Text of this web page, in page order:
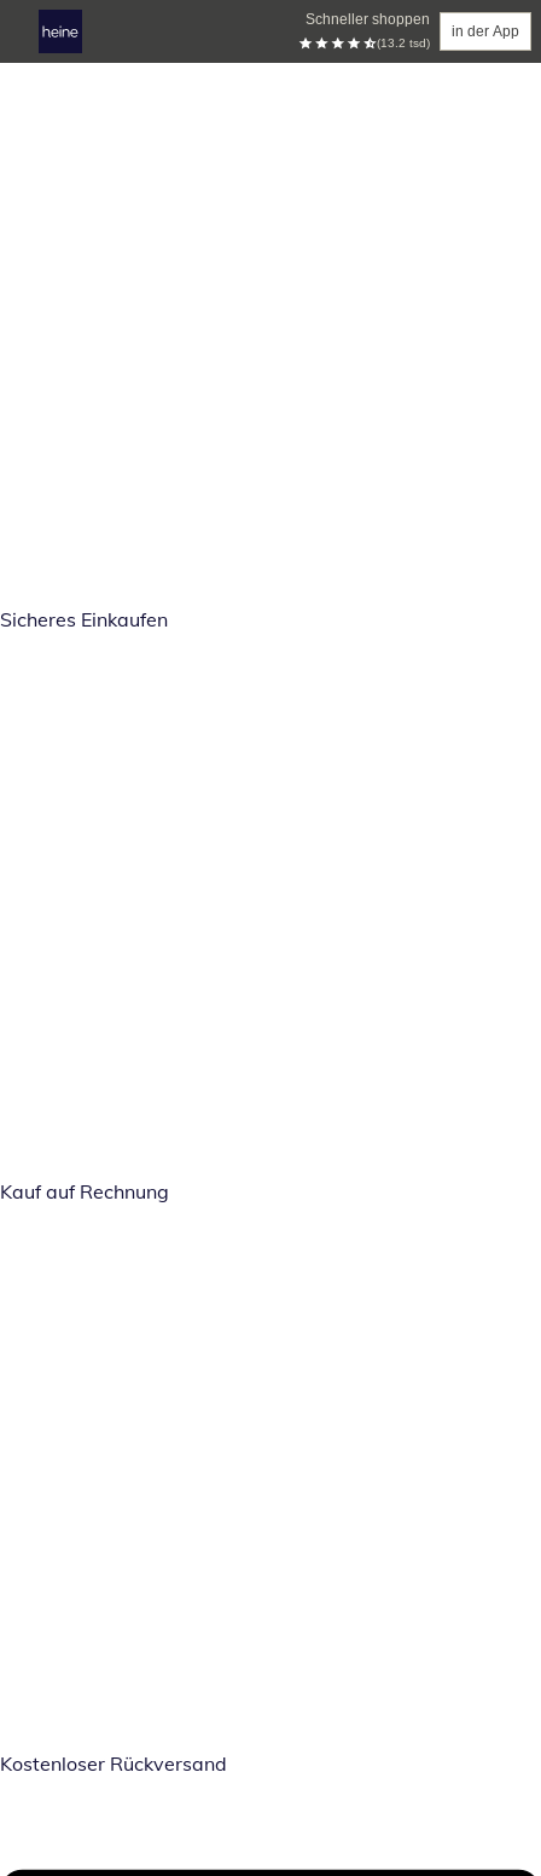
Schneller shoppen
(13.2 tsd)
in der App
Sicheres Einkaufen
Kauf auf Rechnung
Kostenloser Rückversand